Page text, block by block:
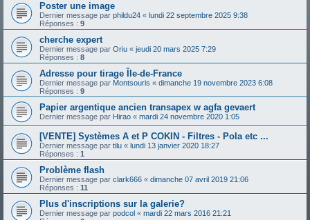
Poster une image
Dernier message par phildu24 « lundi 22 septembre 2025 9:38
Réponses : 9
cherche expert
Dernier message par Oriu « jeudi 20 mars 2025 7:29
Réponses : 8
Adresse pour tirage Île-de-France
Dernier message par Montsouris « dimanche 19 novembre 2023 6:08
Réponses : 9
Papier argentique ancien transapex w agfa gevaert
Dernier message par Hirao « mardi 24 novembre 2020 1:05
[VENTE] Systèmes A et P COKIN - Filtres - Pola etc ...
Dernier message par tilu « lundi 13 janvier 2020 18:27
Réponses : 1
Problème flash
Dernier message par clark666 « dimanche 07 avril 2019 21:06
Réponses : 11
Plus d'inscriptions sur la galerie?
Dernier message par podcol « mardi 22 mars 2016 21:21